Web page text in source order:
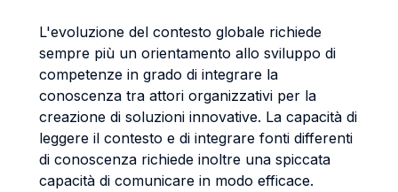
L'evoluzione del contesto globale richiede
sempre più un orientamento allo sviluppo di
competenze in grado di integrare la
conoscenza tra attori organizzativi per la
creazione di soluzioni innovative. La capacità di
leggere il contesto e di integrare fonti differenti
di conoscenza richiede inoltre una spiccata
capacità di comunicare in modo efficace.